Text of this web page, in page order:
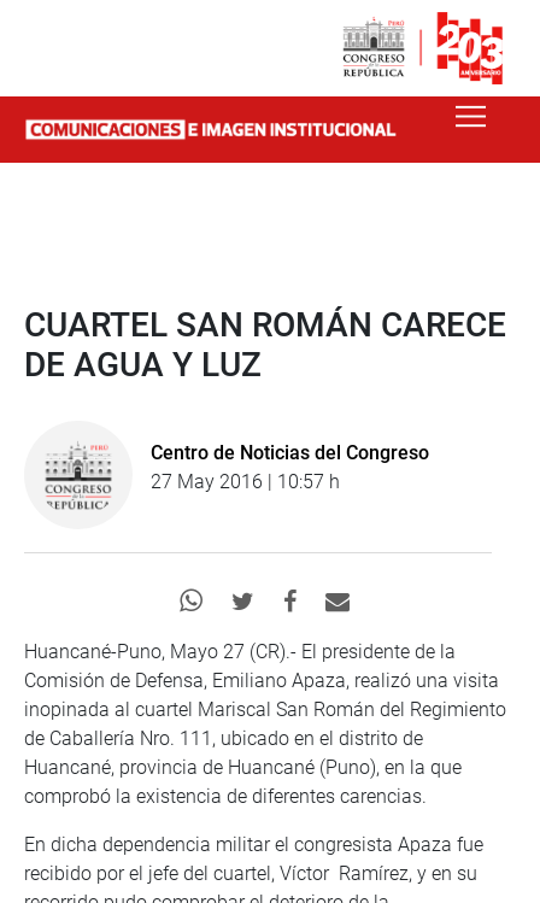
CUARTEL SAN ROMÁN CARECE
DE AGUA Y LUZ
Centro de Noticias del Congreso
27 May 2016 | 10:57 h
Huancané-Puno, Mayo 27 (CR).- El presidente de la
Comisión de Defensa, Emiliano Apaza, realizó una visita
inopinada al cuartel Mariscal San Román del Regimiento
de Caballería Nro. 111, ubicado en el distrito de
Huancané, provincia de Huancané (Puno), en la que
comprobó la existencia de diferentes carencias.
En dicha dependencia militar el congresista Apaza fue
recibido por el jefe del cuartel, Víctor Ramírez, y en su